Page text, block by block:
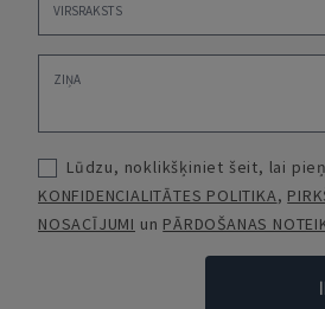
Lūdzu, noklikšķiniet šeit, lai
KONFIDENCIALITĀTES POLITIKA,
NOSACĪJUMI un PĀRDOŠANAS